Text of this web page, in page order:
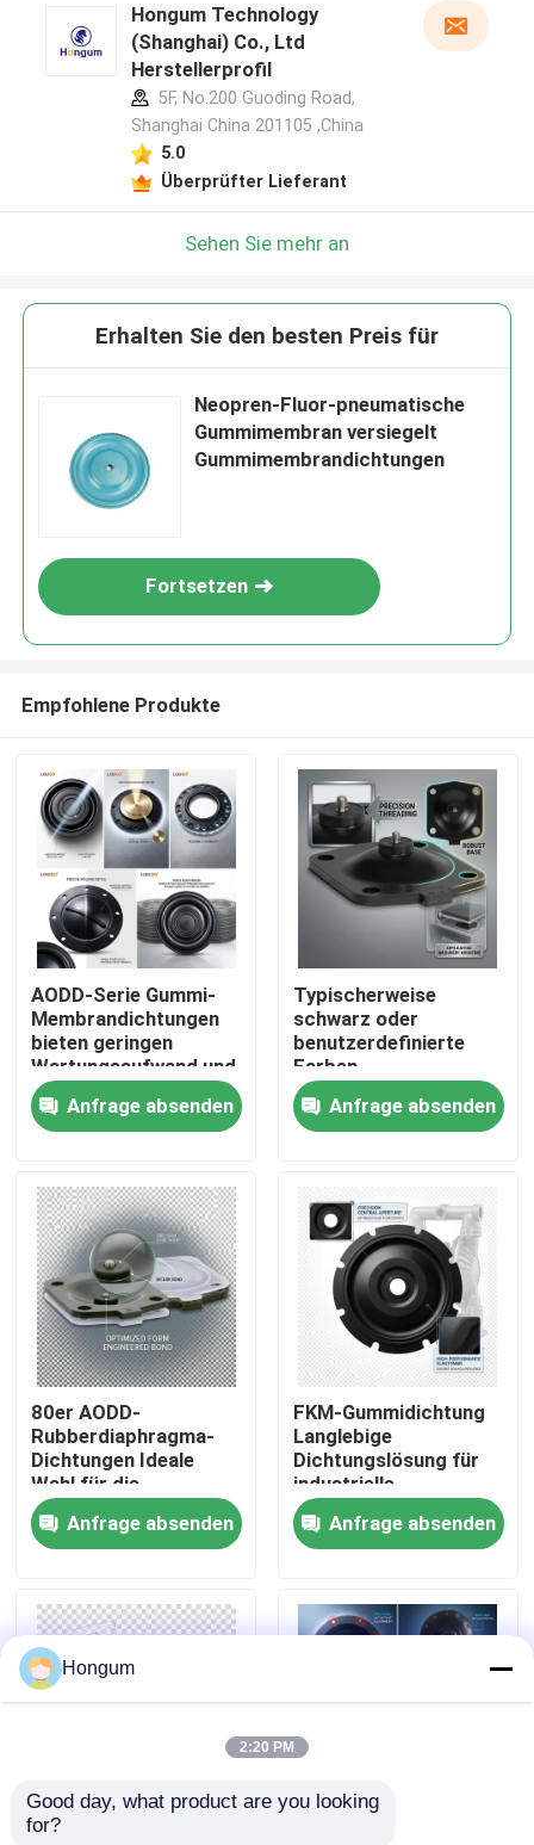
Produkte
Über uns
Werksbesichtigung
Qualitätskontrolle
Neuigkeiten
Rechtssachen
Bitte um ein Angebot
Gummimembrandichtungen
Ventil-Gummimembran
Hongum Technology
(Shanghai) Co., Ltd
Herstellerprofil
5F, No.200 Guoding Road,
Shanghai China 201105 ,China
5.0
Überprüfter Lieferant
Sehen Sie mehr an
Erhalten Sie den besten Preis für
Neopren-Fluor-pneumatische
Gummimembran versiegelt
Gummimembrandichtungen
Fortsetzen
Empfohlene Produkte
AODD-Serie Gummi-
Membrandichtungen
bieten geringen
Wartungsaufwand und
gleichbleibende
Toleranzen von ±0,02
mm für
Anfrage absenden
Typischerweise
schwarz oder
benutzerdefinierte
Farben
Membranbarriere
Temperatur
entsprechend dem
geeignet für raue
Umgebungen
Anfrage absenden
80er AODD-
Rubberdiaphragma-
Dichtungen Ideale
Wahl für die
Aufrechterhaltung der
Druckintegrität in
pneumatischen und
Systemen
Anfrage absenden
FKM-Gummidichtung
Langlebige
Dichtungslösung für
industrielle
Anwendungen,
beständig gegen
Chemikalien und
Temperaturen
Anfrage absenden
Chemische
Hongum
2:20 PM
Good day, what product are you looking
for?